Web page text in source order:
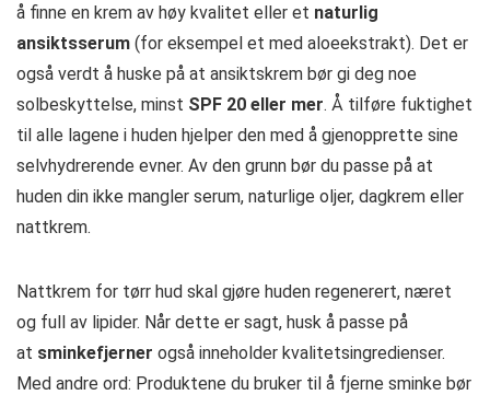
å finne en krem av høy kvalitet eller et naturlig
ansiktsserum (for eksempel et med aloeekstrakt). Det er
også verdt å huske på at ansiktskrem bør gi deg noe
solbeskyttelse, minst SPF 20 eller mer. Å tilføre fuktighet
til alle lagene i huden hjelper den med å gjenopprette sine
selvhydrerende evner. Av den grunn bør du passe på at
huden din ikke mangler serum, naturlige oljer, dagkrem eller
nattkrem.
Nattkrem for tørr hud skal gjøre huden regenerert, næret
og full av lipider. Når dette er sagt, husk å passe på
at sminkefjerner også inneholder kvalitetsingredienser.
Med andre ord: Produktene du bruker til å fjerne sminke bør